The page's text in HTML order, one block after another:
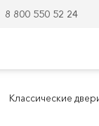
8 800 550 52 24
Классические